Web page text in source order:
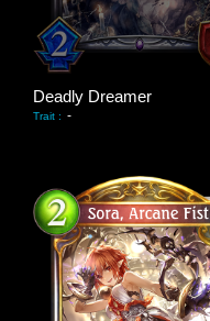
Deadly Dreamer
Trait : -